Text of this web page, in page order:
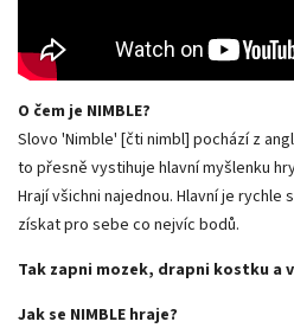
O čem je NIMBLE?
Slovo 'Nimble' [čti nimbl] pochází z
to přesně vystihuje hlavní myšlenku
Hrají všichni najednou. Hlavní je
získat pro sebe co nejvíc bodů.
Tak zapni mozek, drapni kostku a
Jak se NIMBLE hraje?